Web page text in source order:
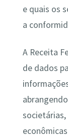
e quais os
a
A Receita
de dados